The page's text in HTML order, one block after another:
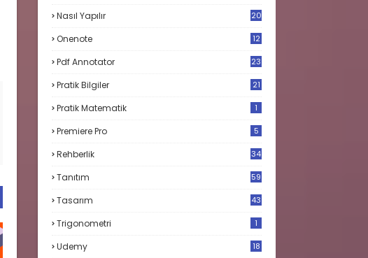
Nasıl Yapılır 20
Onenote 12
Pdf Annotator 23
Pratik Bilgiler 21
Pratik Matematik 1
Premiere Pro 5
Rehberlik 34
Tanıtım 59
Tasarım 43
Trigonometri 1
Udemy 18